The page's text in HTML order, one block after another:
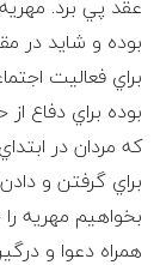
ا
د
ه
و
عقد پي برد.
بوده و شايد در
براي فعاليت
بوده براي دفاع
که مردان در
براي گرفتن و
بخواهيم مهريه
همراه دعوا و